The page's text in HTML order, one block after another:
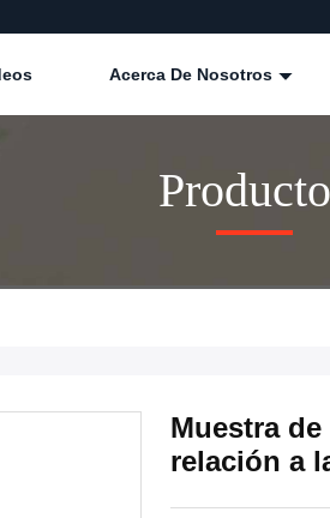
Acerca De Nosotros
Muestra
relación a